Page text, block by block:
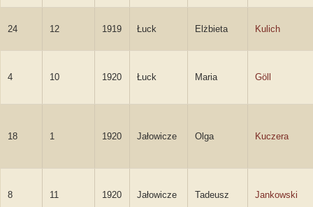
24 12 1919 Łuck Elżbieta Kulich
4 10 1920 Łuck Maria Göll
18 1 1920 Jałowicze Olga Kuczera
8 11 1920 Jałowicze Tadeusz Jankowski